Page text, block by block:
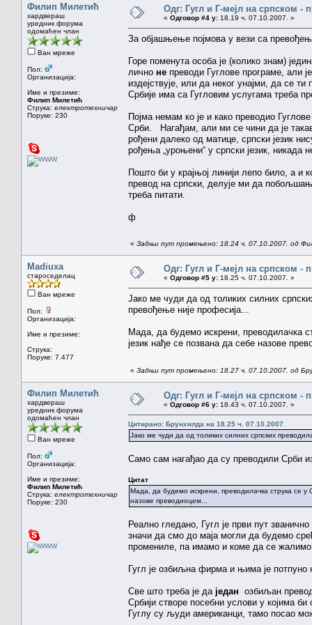
Филип Милетић
хардвераш
уредник форума
одомаћен члан
Ван мреже
Пол:
Организација:
Име и презиме:
Филип Милетић
Струка: електротехничар
Поруке: 230
Одг: Гугл и Г-мејл на српском -
« Одговор #4 у: 18.19 ч. 07.10.2007. »
За објашњење појмова у вези са
Горе поменута особа је (колико знам)
лично не преводи Гуглове програме, али
издејствује, или да неког унајми, да се
Србије има са Гугловим услугама треба
Појма немам ко је и како преводио
Срби. Нагађам, али ми се чини да је
рођени далеко од матице, српски језик
рођења „уроњени“ у српски језик, никада
Пошто би у крајњој линији лепо било, а и
превод на српски, делује ми да
треба питати.
ф
« Задњи пут промењено: 18.24 ч. 07.10.2007. од
Madiuxa
староседелац
Ван мреже
Пол:
Организација:
Име и презиме:
Струка:
Поруке: 7.477
Одг: Гугл и Г-мејл на српском -
« Одговор #5 у: 18.25 ч. 07.10.2007. »
Јако ме чуди да од толиких силних
превођење није професија...
Мада, да будемо искрени, преводилачка
језик нађе се позвана да себе назове
« Задњи пут промењено: 18.27 ч. 07.10.2007. од
Филип Милетић
хардвераш
уредник форума
одомаћен члан
Ван мреже
Пол:
Организација:
Име и презиме:
Филип Милетић
Струка: електротехничар
Поруке: 230
Одг: Гугл и Г-мејл на српском -
« Одговор #6 у: 18.43 ч. 07.10.2007. »
Цитирано: Брунхилда на 18.25 ч. 07.10.2007.
Јако ме чуди да од толиких силних српских
Само сам нагађао да су преводили Срби
Цитат
Мада, да будемо искрени, преводилачка струка се
назове преводиоцем...
Реално гледано, Гугл је први пут
значи да смо до маја могли да будемо
промениле, па имамо и коме да се
Гугл је озбиљна фирма и њима је потпуно
Све што треба је да један озбиљан
Србији створе посебни услови у којима
Гуглу су људи американци, тамо посао